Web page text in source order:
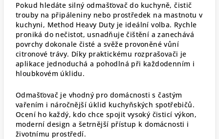
Pokud hledáte silný odmašťovač do kuchyně, čistič
trouby na připáleniny nebo prostředek na mastnotu v
kuchyni, Method Heavy Duty je ideální volba. Rychle
proniká do nečistot, usnadňuje čištění a zanechává
povrchy dokonale čisté a svěže provoněné vůní
citronové trávy. Díky praktickému rozprašovači je
aplikace jednoduchá a pohodlná při každodenním i
hloubkovém úklidu.
Odmašťovač je vhodný pro domácnosti s častým
vařením i náročnější úklid kuchyňských spotřebičů.
Ocení ho každý, kdo chce spojit vysoký čisticí výkon,
moderní design a šetrnější přístup k domácnosti i
životnímu prostředí.